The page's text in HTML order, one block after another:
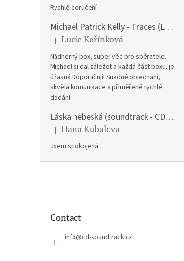
Rychlé doručení
Michael Patrick Kelly - Traces (Limited Edition) (Premium Box-Set) (LP)
The product rating is 5 out of 5 stars.
| Lucie Kořínková
Nádherný box, super věc pro sběratele.
Michael si dal záležet a každá část boxu, je
úžasná Doporučuji! Snadné objednaní,
skvělá komunikace a přiměřeně rychlé
dodání
Láska nebeská (soundtrack - CD) Love Actually
The product rating is 5 out of 5 stars.
| Hana Kubalova
Jsem spokojená
Contact
info@cd-soundtrack.cz